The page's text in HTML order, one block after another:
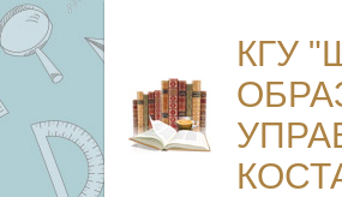
КГУ